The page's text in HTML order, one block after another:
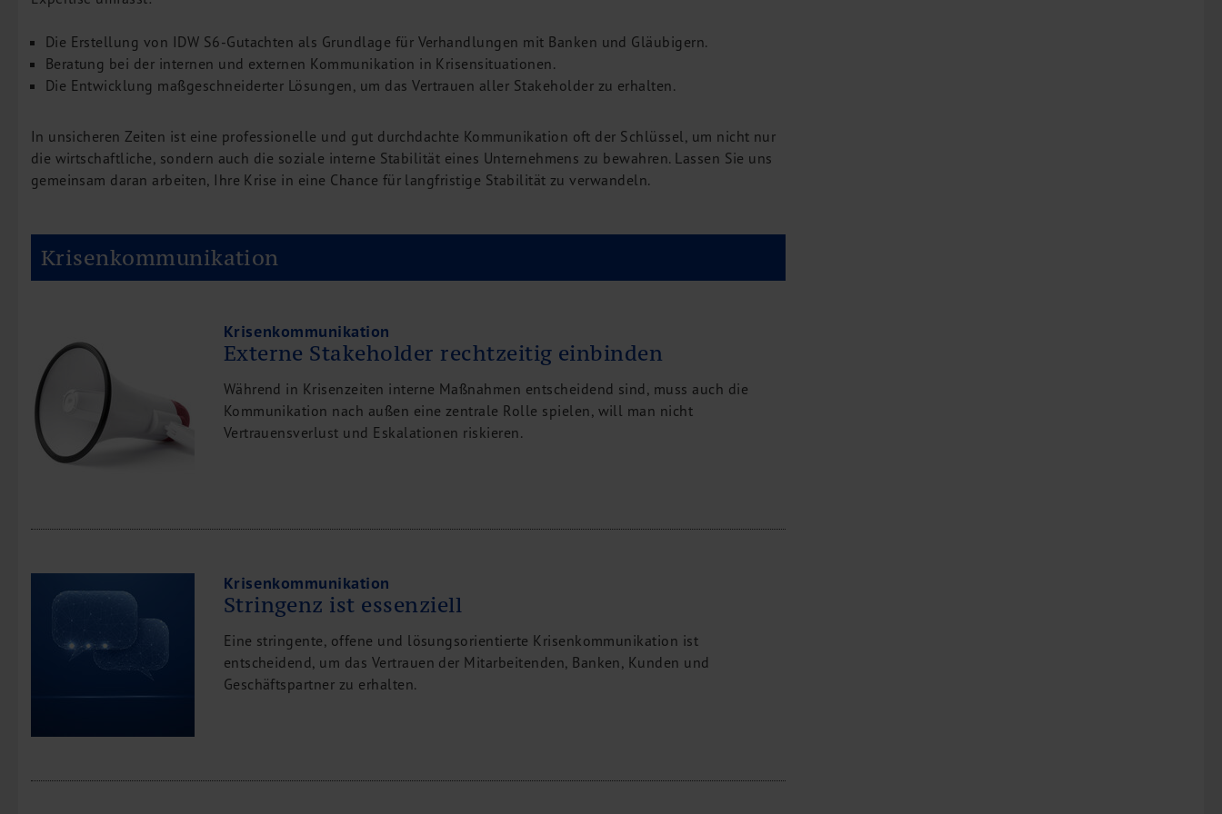
Die Erstellung von IDW S6-Gutachten als Grundlage für Verhandlungen mit Banken und Gläubigern.
Beratung bei der internen und externen Kommunikation in Krisensituationen.
Die Entwicklung maßgeschneiderter Lösungen, um das Vertrauen aller Stakeholder zu erhalten.
In unsicheren Zeiten ist eine professionelle und gut durchdachte Kommunikation oft der Schlüssel, um nicht nur
die wirtschaftliche, sondern auch die soziale interne Stabilität eines Unternehmens zu bewahren. Lassen Sie uns
gemeinsam daran arbeiten, Ihre Krise in eine Chance für langfristige Stabilität zu verwandeln.
Krisenkommunikation
Krisenkommunikation
Externe Stakeholder rechtzeitig einbinden
Während in Krisenzeiten interne Maßnahmen entscheidend sind, muss auch die
Kommunikation nach außen eine zentrale Rolle spielen, will man nicht
Vertrauensverlust und Eskalationen riskieren.
Krisenkommunikation
Stringenz ist essenziell
Eine stringente, offene und lösungsorientierte Krisenkommunikation ist
entscheidend, um das Vertrauen der Mitarbeitenden, Banken, Kunden und
Geschäftspartner zu erhalten.